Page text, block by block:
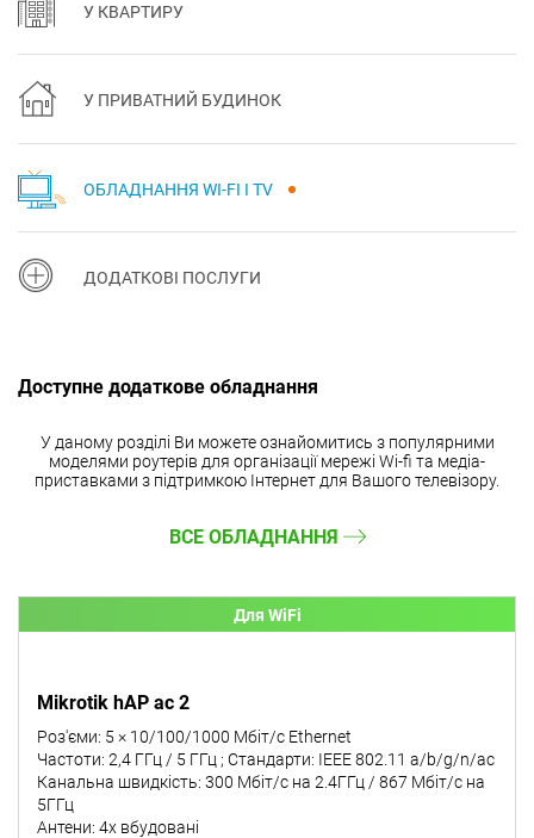
У КВАРТИРУ
У ПРИВАТНИЙ БУДИНОК
ОБЛАДНАННЯ WI-FI І TV
ДОДАТКОВІ ПОСЛУГИ
Доступне додаткове обладнання
У даному розділі Ви можете ознайомитись з популярними
моделями роутерів для організації мережі Wi-fi та медіа-
приставками з підтримкою Інтернет для Вашого телевізору.
ВСЕ ОБЛАДНАННЯ
Для WiFi
Mikrotik hAP ac 2
Роз'єми: 5 × 10/100/1000 Мбіт/с Ethernet
Частоти: 2,4 ГГц / 5 ГГц ; Стандарти: IEEE 802.11 a/b/g/n/ac
Канальна швидкість: 300 Мбіт/с на 2.4ГГц / 867 Мбіт/с на
5ГГц
Антени: 4х вбудовані